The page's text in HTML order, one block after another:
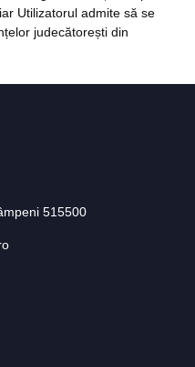
Utilizatorul admite să se
judecătorești din
515500